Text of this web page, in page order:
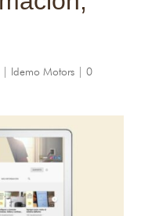
Idemo Motors| 0